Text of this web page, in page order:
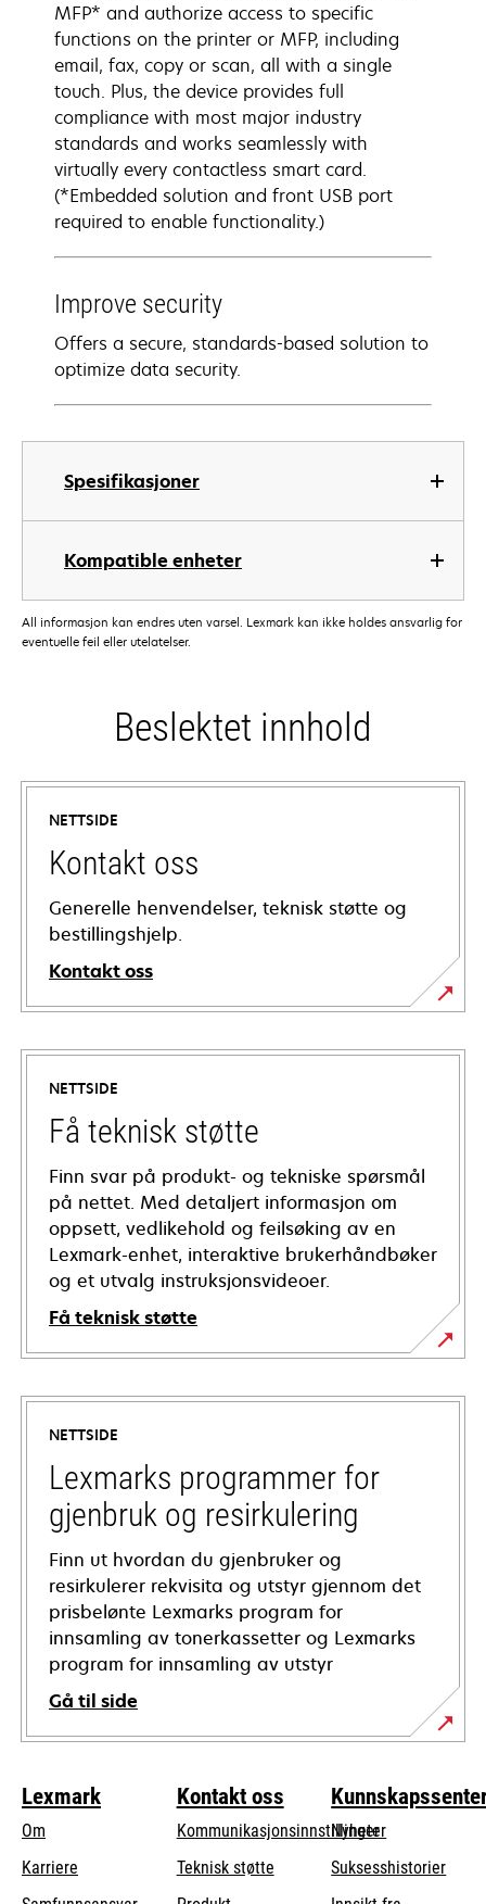
Spesifikasjoner
Kompatible enheter
MFP* and authorize access to specific
functions on the printer or MFP, including
email, fax, copy or scan, all with a single
touch. Plus, the device provides full
compliance with most major industry
standards and works seamlessly with
virtually every contactless smart card.
(*Embedded solution and front USB port
required to enable functionality.)
Improve security
Offers a secure, standards-based solution to
optimize data security.
All informasjon kan endres uten varsel. Lexmark kan ikke holdes ansvarlig for
eventuelle feil eller utelatelser.
Beslektet innhold
NETTSIDE
Kontakt oss
Generelle henvendelser, teknisk støtte og
bestillingshjelp.
Kontakt oss
NETTSIDE
Få teknisk støtte
Finn svar på produkt- og tekniske spørsmål
på nettet. Med detaljert informasjon om
oppsett, vedlikehold og feilsøking av en
Lexmark-enhet, interaktive brukerhåndbøker
og et utvalg instruksjonsvideoer.
Få teknisk støtte
opens
in
new
tab
NETTSIDE
Lexmarks programmer for
gjenbruk og resirkulering
Finn ut hvordan du gjenbruker og
resirkulerer rekvisita og utstyr gjennom det
prisbelønte Lexmarks program for
innsamling av tonerkassetter og Lexmarks
program for innsamling av utstyr
Gå til side
Lexmark
Om
Karriere
Kontakt oss
Kommunikasjonsinnstillinger
Teknisk støtteopens
Nyheter
Suksesshistorier